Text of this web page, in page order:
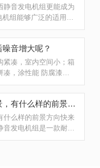
租在资金短缺的情况
静音发电机组更能成为
组能够广泛的适用到
对环境噪声要求严厉
金去建发电机房，西
组房的消音工程的相
外低噪声技能，规划
音增大呢？
紧凑，室内空间小；箱
，涂性能 防腐漆，
选用了双层隔绝特性阻
阻抗消音器。使用静...
了解静音发电机组的发展前景，有什么样的前景方向快来了解一下
什么样的前景方向快来
发电机组是一款耐久
陕西静音发电机组采用